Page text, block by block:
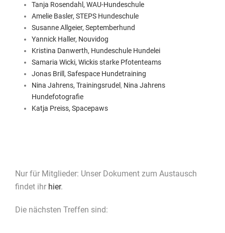
Tanja Rosendahl, WAU-Hundeschule
Amelie Basler, STEPS Hundeschule
Susanne Allgeier, Septemberhund
Yannick Haller, Nouvidog
Kristina Danwerth, Hundeschule Hundelei
Samaria Wicki, Wickis starke Pfotenteams
Jonas Brill, Safespace Hundetraining
Nina Jahrens, Trainingsrudel , Nina Jahrens
Hundefotografie
Katja Preiss, Spacepaws
Nur für Mitglieder: Unser Dokument zum Austausch
findet ihr hier.
Die nächsten Treffen sind: